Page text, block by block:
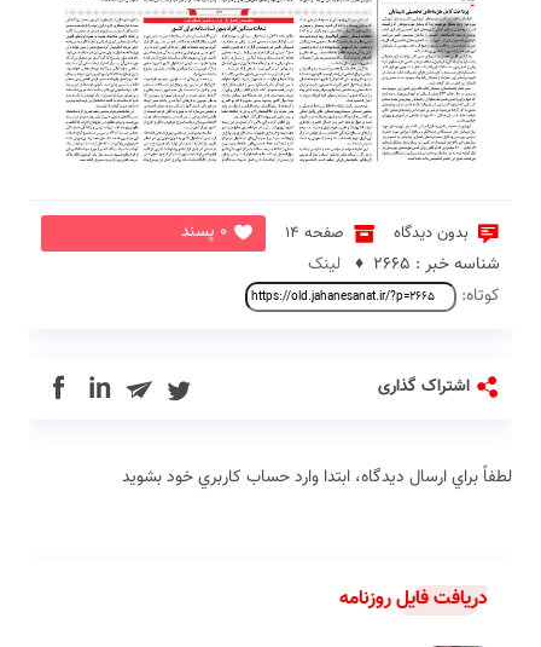
3 7
بدون دیدگاه صفحه 14
0 پسند
شناسه خبر : 2665 ♦
لینک
کوتاه:
اشتراک گذاری in
لطفاً براي ارسال دیدگاه، ابتدا وارد حساب كاربري خود بشويد
دریافت فایل روزنامه